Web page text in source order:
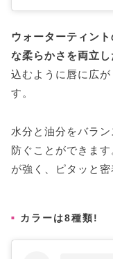
ウォーターティン
な柔らかさを両立
込むように唇に広
す。
水分と油分をバラ
防ぐことができま
が強く、ピタッと
カラーは8種類!